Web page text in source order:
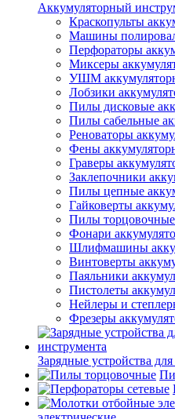
Аккумуляторный
Краскопульты
Машины
Перфораторы
Миксеры
УШМ
Лобзики
Пилы дисковые
Пилы сабельные
Реноваторы
Фены
Граверы
Заклепочники
Пилы цепные
Гайковерты
Пилы
Фонари
Шлифмашины
Винтоверты
Паяльники
Пистолеты
Нейлеры и
Фрезеры
Зарядные устройства